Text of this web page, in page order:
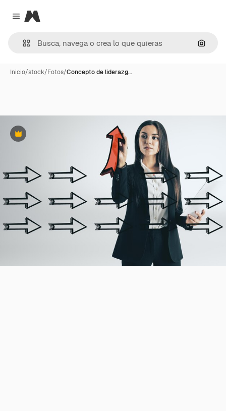
Close menu
Magnific
Inicio/stock/Fotos/Concepto de liderazg…
Premium